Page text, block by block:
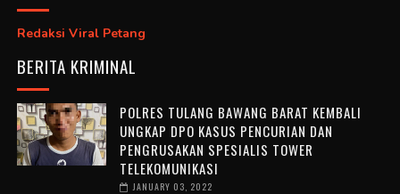
Redaksi Viral Petang
BERITA KRIMINAL
POLRES TULANG BAWANG BARAT KEMBALI
UNGKAP DPO KASUS PENCURIAN DAN
PENGRUSAKAN SPESIALIS TOWER
TELEKOMUNIKASI
JANUARY 03, 2022